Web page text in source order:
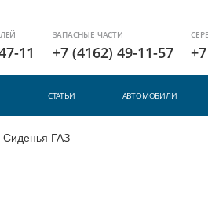
11
ЗАПАСНЫЕ ЧАСТИ
+7 (4162) 49-11-57
СТАТЬИ АВТОМОБИЛИ
Сиденья ГАЗ